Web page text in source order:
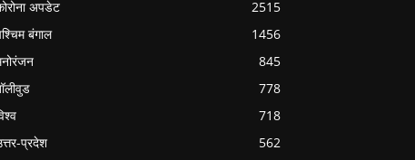
अपडेट
2515
बंगाल
1456
845
778
718
प्रदेश
562